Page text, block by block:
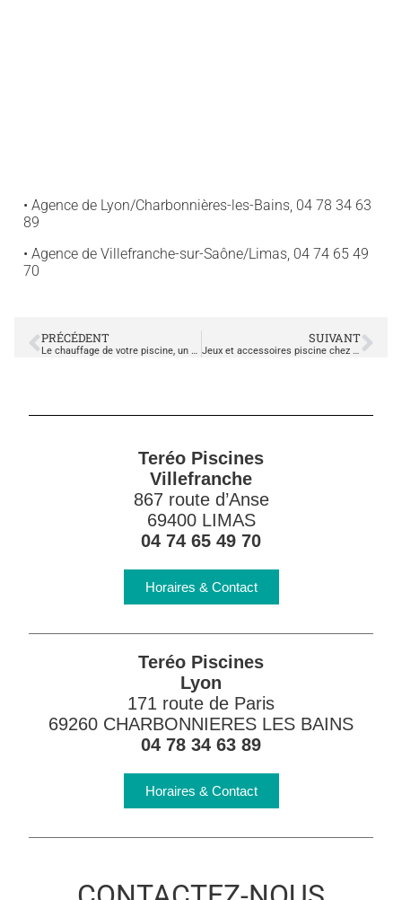
• Agence de Lyon/Charbonnières-les-Bains, 04 78 34 63
89
• Agence de Villefranche-sur-Saône/Limas, 04 74 65 49
70
PRÉCÉDENT
Le chauffage de votre piscine, un confort en toute saison
SUIVANT
Jeux et accessoires piscine chez Teréo Piscines
Teréo Piscines
Villefranche
867 route d’Anse
69400 LIMAS
04 74 65 49 70
Horaires & Contact
Teréo Piscines
Lyon
171 route de Paris
69260 CHARBONNIERES LES BAINS
04 78 34 63 89
Horaires & Contact